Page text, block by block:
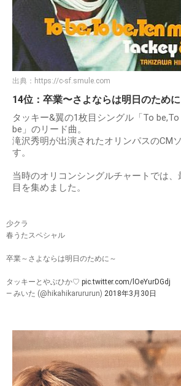
出典： https://c-sf.smule.com
14位：卒業〜さよならは明日のために
タッキー&翼の1枚目シングル「To
be」のリード曲。
滝沢秀明が出演されたオリンパスのCM
す。
当時のオリコンシングルチャートでは
目を集めました。
少クラ
春うたスペシャル
卒業～さよならは明日のために～
タッキーとやぶひか♡ pic.twitter.com/lOeYurDGdj
— みいた (@hikahikarururun) 2018年3月30日